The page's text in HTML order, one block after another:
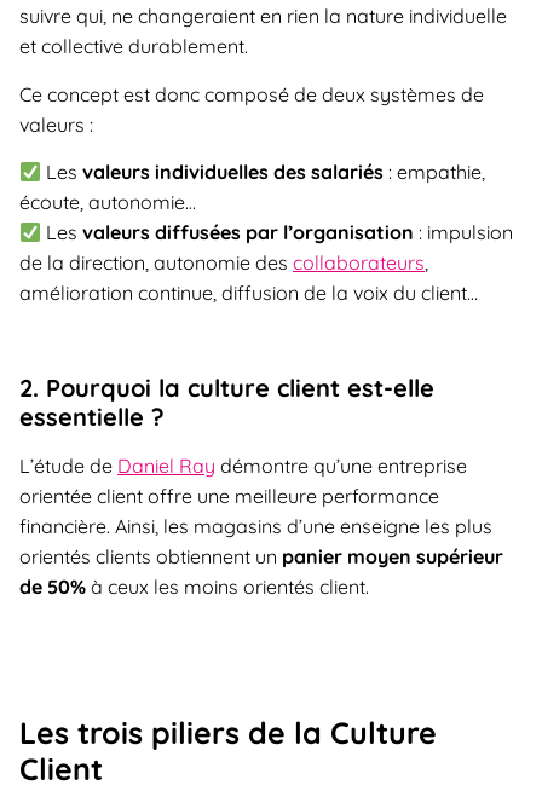
suivre qui, ne changeraient en rien la nature individuelle
et collective durablement.
Ce concept est donc composé de deux systèmes de
valeurs :
Lesvaleurs individuelles des salariés : empathie,
écoute, autonomie…
Lesvaleurs diffusées par l’organisation : impulsion
de la direction, autonomie des collaborateurs,
amélioration continue, diffusion de la voix du client…
2. Pourquoi la culture client est-elle
essentielle ?
L’étude de Daniel Ray démontre qu’une entreprise
orientée client offre une meilleure performance
financière. Ainsi, les magasins d’une enseigne les plus
orientés clients obtiennent un panier moyen supérieur
de 50% à ceux les moins orientés client.
Les trois piliers de la Culture
Client